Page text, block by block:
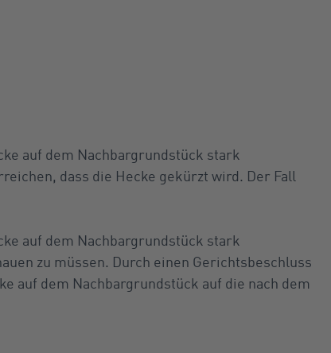
auf dem Nachbargrundstück stark
dass die Hecke gekürzt wird. Der Fall
auf dem Nachbargrundstück stark
zu müssen. Durch einen Gerichtsbeschluss
auf dem Nachbargrundstück auf die nach dem